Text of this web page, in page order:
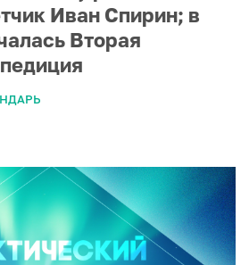
Иван Спирин; в
Вторая